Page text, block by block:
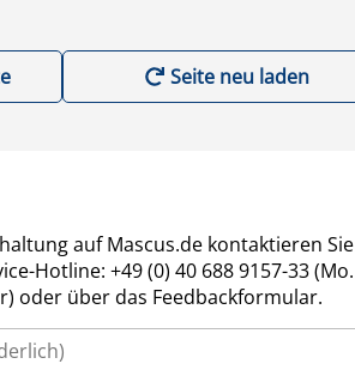
Seite neu laden
auf Mascus.de kontaktieren Sie
Hotline: +49 (0) 40 688 9157-33 (Mo.
oder über das Feedbackformular.